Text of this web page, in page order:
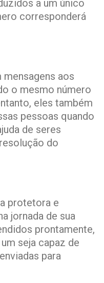
a um único
corresponderá
mensagens aos
o mesmo número
eles também
pessoas quando
de seres
do
protetora e
jornada de sua
prontamente,
seja capaz de
para